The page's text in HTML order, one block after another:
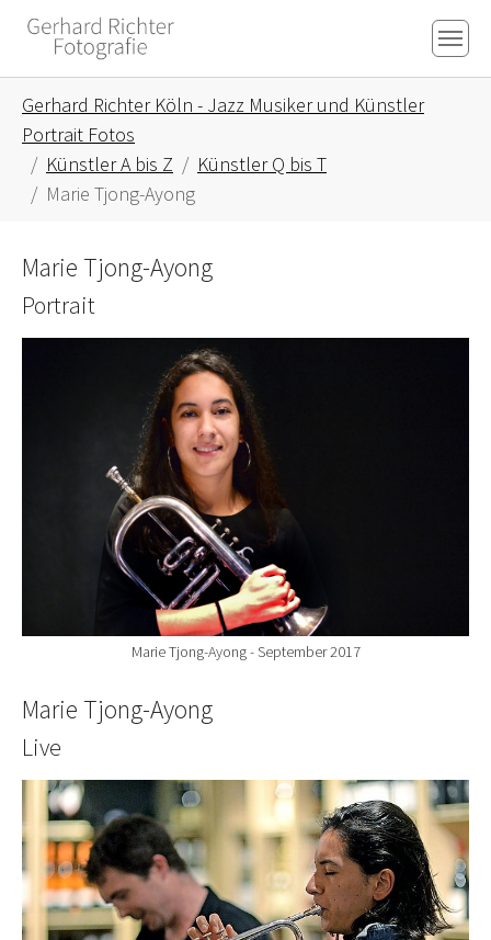
Skip to main content
Skip to page footer
Gerhard Richter Köln - Jazz Musiker und Künstler
Portrait Fotos
Künstler A bis Z
Künstler Q bis T
Marie Tjong-Ayong
Marie Tjong-Ayong
Portrait
Show larger version for:
Marie Tjong-Ayong - September 2017
Marie Tjong-Ayong
Live
Show larger version for: